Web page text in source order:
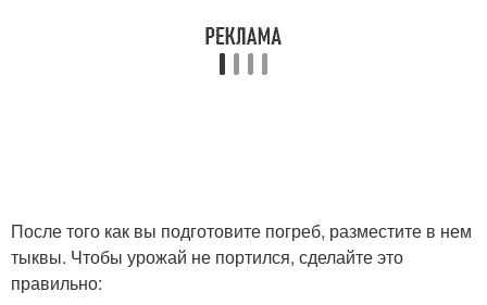
После того как вы подготовите погреб, разместите в нем
тыквы. Чтобы урожай не портился, сделайте это
правильно: